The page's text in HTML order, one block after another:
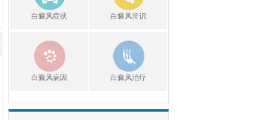
白癜风症状 白癜风常识
白癜风病因 白癜风治疗